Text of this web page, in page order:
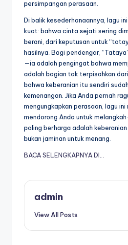
persimpangan perasaan.
Di balik kesederhanaannya, lagu
kuat: bahwa cinta sejati sering
berani, dari keputusan untuk
hasilnya. Bagi pendengar,
—ia adalah pengingat bahwa
adalah bagian tak terpisahkan
bahwa keberanian itu sendiri
kemenangan. Jika Anda pernah
mengungkapkan perasaan, lagu ini
mendorong Anda untuk
paling berharga adalah
bukan jaminan untuk menang.
BACA SELENGKAPNYA DI…
admin
View All Posts